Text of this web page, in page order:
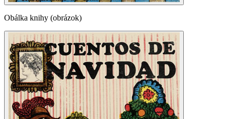
Obálka knihy (obrázok)